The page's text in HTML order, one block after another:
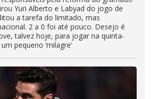
Yuri Alberto e Labyad do jogo de
a tarefa do limitado, mas
2 a 0 foi até pouco. Desejo é
talvez hoje, para jogar na quinta-
pequeno ‘milagre’